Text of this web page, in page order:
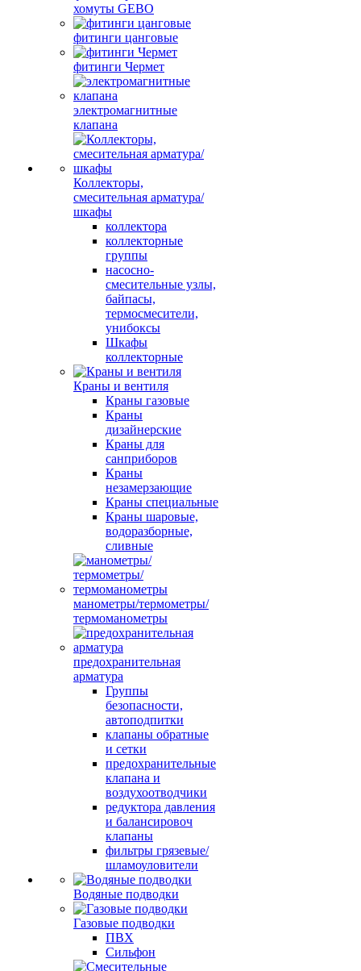
хомуты GEBO
фитинги цанговые
фитинги Чермет
электромагнитные
клапана
Коллекторы,
смесительная арматура/
шкафы
коллектора
коллекторные
группы
насосно-
смесительные узлы,
байпасы,
термосмесители,
унибоксы
Шкафы
коллекторные
Краны и вентиля
Краны газовые
Краны
дизайнерские
Краны для
санприборов
Краны
незамерзающие
Краны специальные
Краны шаровые,
водоразборные,
сливные
манометры/термометры/
термоманометры
предохранительная
арматура
Группы
безопасности,
автоподпитки
клапаны обратные
и сетки
предохранительные
клапана и
воздухоотводчики
редуктора давления
и балансировоч
клапаны
фильтры грязевые/
шламоуловители
Водяные подводки
Газовые подводки
ПВХ
Сильфон